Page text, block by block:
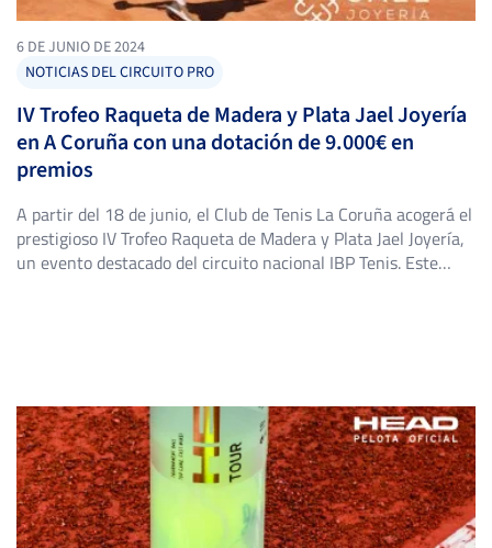
6 DE JUNIO DE 2024
NOTICIAS DEL CIRCUITO PRO
IV Trofeo Raqueta de Madera y Plata Jael Joyería
en A Coruña con una dotación de 9.000€ en
premios
A partir del 18 de junio, el Club de Tenis La Coruña acogerá el
prestigioso IV Trofeo Raqueta de Madera y Plata Jael Joyería,
un evento destacado del circuito nacional IBP Tenis. Este